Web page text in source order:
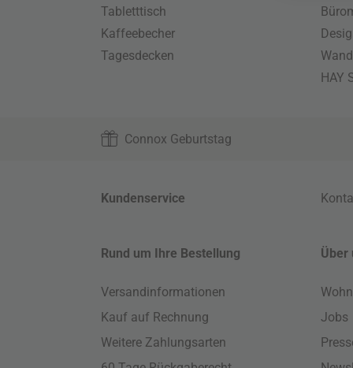
Tabletttisch
Kaffeebecher
Tagesdecken
HAY
Connox Geburtstag
Kundenservice
Rund um Ihre Bestellung
Versandinformationen
Kauf auf Rechnung
Weitere Zahlungsarten
Über
Jobs